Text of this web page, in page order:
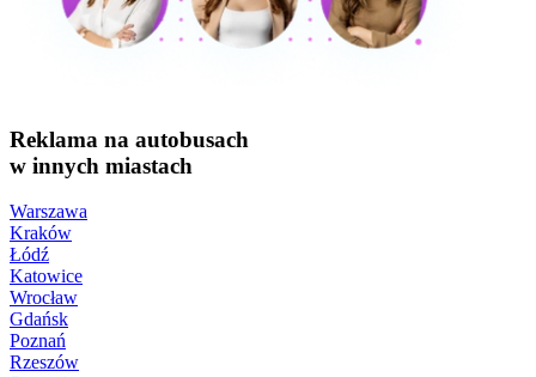
Reklama na autobusach
w innych miastach
Warszawa
Kraków
Łódź
Katowice
Wrocław
Gdańsk
Poznań
Rzeszów